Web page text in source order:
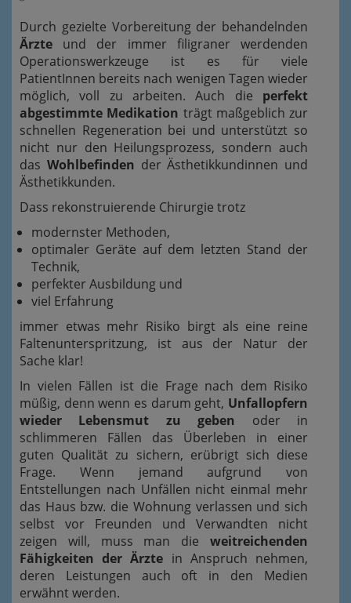
Durch gezielte Vorbereitung der behandelnden
Ärzte und der immer filigraner werdenden
Operationswerkzeuge ist es für viele
PatientInnen bereits nach wenigen Tagen wieder
möglich, voll zu arbeiten. Auch die perfekt
abgestimmte Medikation trägt maßgeblich zur
schnellen Regeneration bei und unterstützt so
nicht nur den Heilungsprozess, sondern auch
das Wohlbefinden der Ästhetikkundinnen und
Ästhetikkunden.
Dass rekonstruierende Chirurgie trotz
modernster Methoden,
optimaler Geräte auf dem letzten Stand der
Technik,
perfekter Ausbildung und
viel Erfahrung
immer etwas mehr Risiko birgt als eine reine
Faltenunterspritzung, ist aus der Natur der
Sache klar!
In vielen Fällen ist die Frage nach dem Risiko
müßig, denn wenn es darum geht, Unfallopfern
wieder Lebensmut zu geben oder in
schlimmeren Fällen das Überleben in einer
guten Qualität zu sichern, erübrigt sich diese
Frage. Wenn jemand aufgrund von
Entstellungen nach Unfällen nicht einmal mehr
das Haus bzw. die Wohnung verlassen und sich
selbst vor Freunden und Verwandten nicht
zeigen will, muss man die weitreichenden
Fähigkeiten der Ärzte in Anspruch nehmen,
deren Leistungen auch oft in den Medien
erwähnt werden.